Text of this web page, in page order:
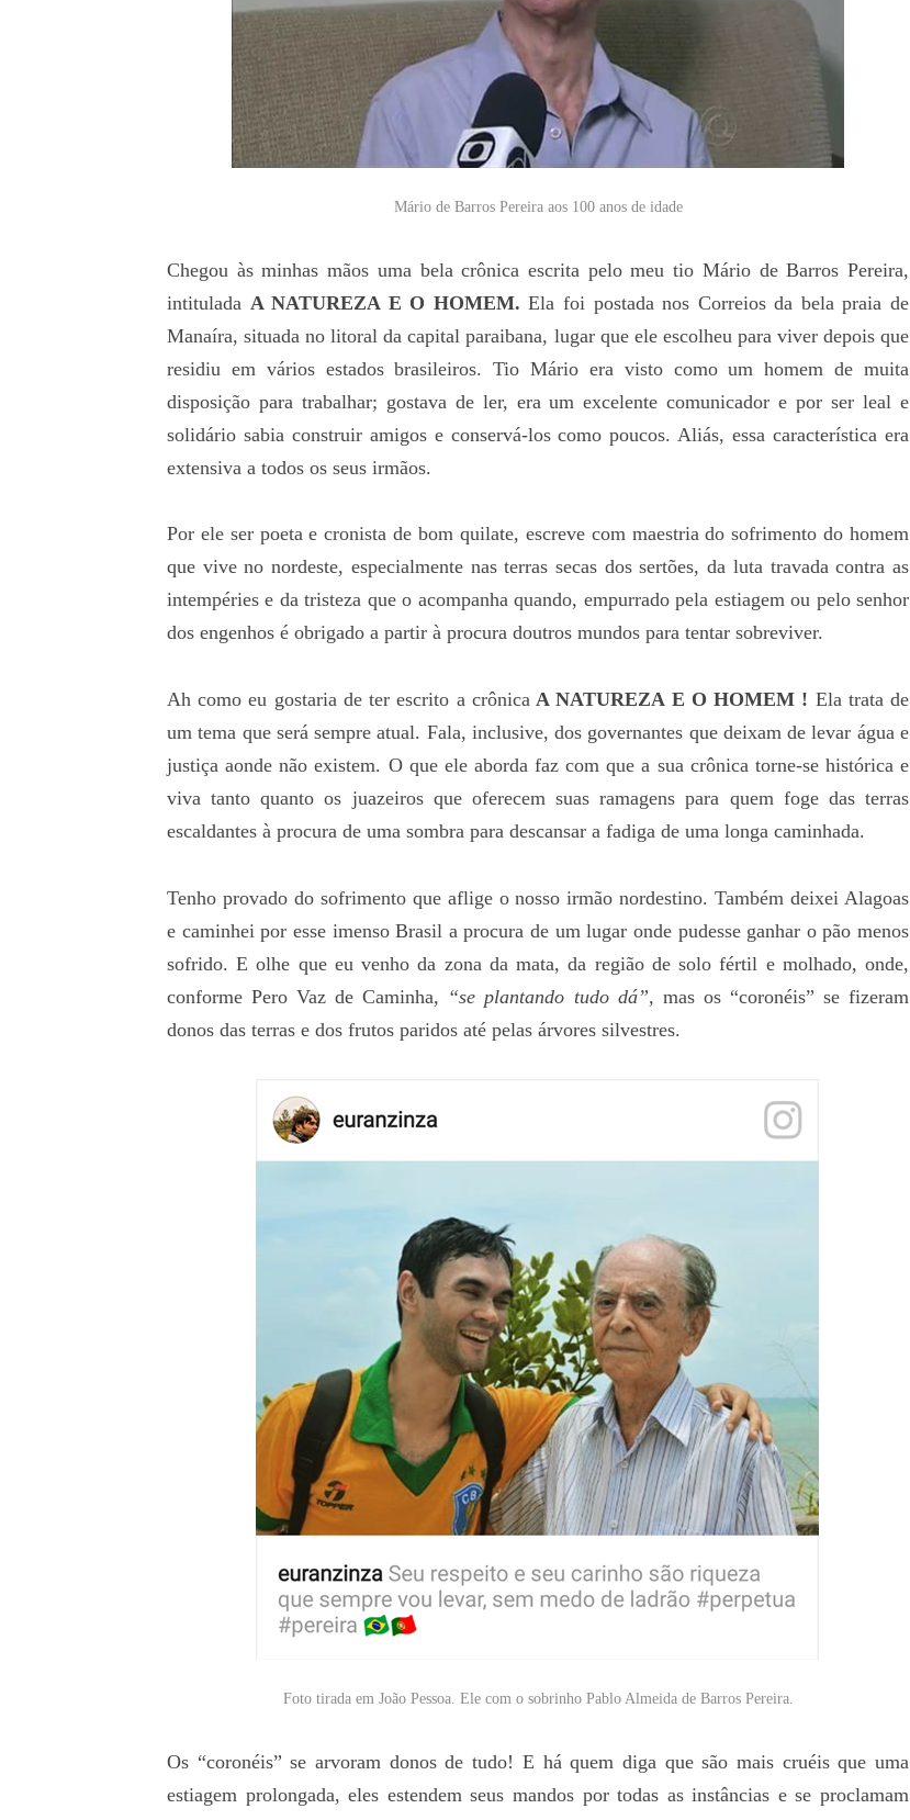
Mário de Barros Pereira aos 100 anos de idade
Chegou às minhas mãos uma bela crônica escrita pelo meu tio Mário de Barros Pereira,
intitulada A NATUREZA E O HOMEM.Ela foi postada nos Correios da bela praia de
Manaíra, situada no litoral da capital paraibana, lugar que ele escolheu para viver depois que
residiu em vários estados brasileiros. Tio Mário era visto como um homem de muita
disposição para trabalhar; gostava de ler, era um excelente comunicador e por ser leal e
solidário sabia construir amigos e conservá-los como poucos. Aliás, essa característica era
extensiva a todos os seus irmãos.
Por ele ser poeta e cronista de bom quilate, escreve com maestria do sofrimento do homem
que vive no nordeste, especialmente nas terras secas dos sertões, da luta travada contra as
intempéries e da tristeza que o acompanha quando, empurrado pela estiagem ou pelo senhor
dos engenhos é obrigado a partir à procura doutros mundos para tentar sobreviver.
Ah como eu gostaria de ter escrito a crônicaA NATUREZA E O HOMEM ! Ela trata de
um tema que será sempre atual. Fala, inclusive, dos governantes que deixam de levar água e
justiça aonde não existem. O que ele aborda faz com que a sua crônica torne-se histórica e
viva tanto quanto os juazeiros que oferecem suas ramagens para quem foge das terras
escaldantes à procura de uma sombra para descansar a fadiga de uma longa caminhada.
Tenho provado do sofrimento que aflige o nosso irmão nordestino. Também deixei Alagoas
e caminhei por esse imenso Brasil a procura de um lugar onde pudesse ganhar o pão menos
sofrido. E olhe que eu venho da zona da mata, da região de solo fértil e molhado, onde,
conforme Pero Vaz de Caminha, “se plantando tudo dá”, mas os “coronéis” se fizeram
donos das terras e dos frutos paridos até pelas árvores silvestres.
Foto tirada em João Pessoa. Ele com o sobrinho Pablo Almeida de Barros Pereira.
Os “coronéis” se arvoram donos de tudo! E há quem diga que são mais cruéis que uma
estiagem prolongada, eles estendem seus mandos por todas as instâncias e se proclamam